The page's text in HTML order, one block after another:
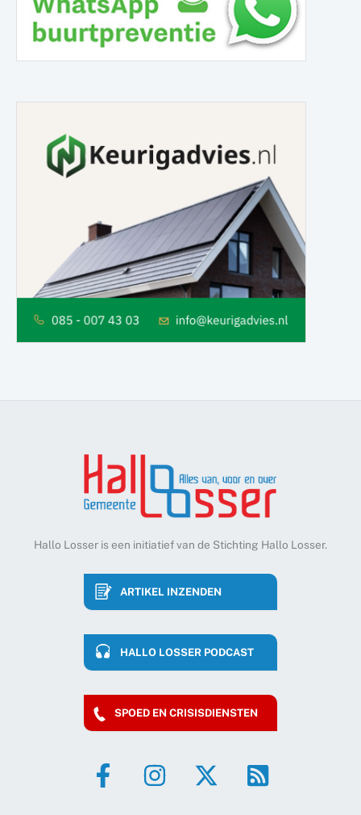
Hallo Losser is een initiatief van de Stichting Hallo Losser.
ARTIKEL INZENDEN
HALLO LOSSER PODCAST
SPOED EN CRISISDIENSTEN